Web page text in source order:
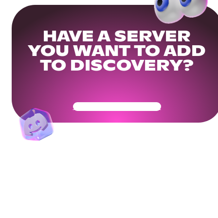
HAVE A SERVER
YOU WANT TO ADD
TO DISCOVERY?
Get Your Community Ready